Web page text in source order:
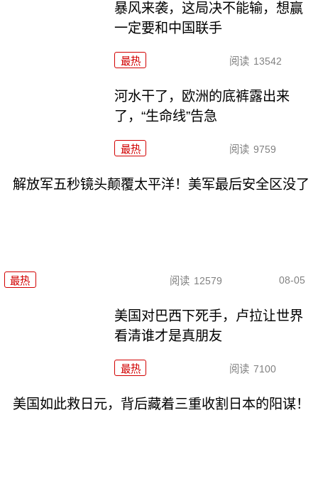
暴风来袭，这局决不能输，想赢
一定要和中国联手
最热 阅读 13542
河水干了，欧洲的底裤露出来
了，“生命线”告急
最热 阅读 9759
解放军五秒镜头颠覆太平洋！美军最后安全区没了
最热 阅读 12579 08-05
美国对巴西下死手，卢拉让世界
看清谁才是真朋友
最热 阅读 7100
美国如此救日元，背后藏着三重收割日本的阳谋！